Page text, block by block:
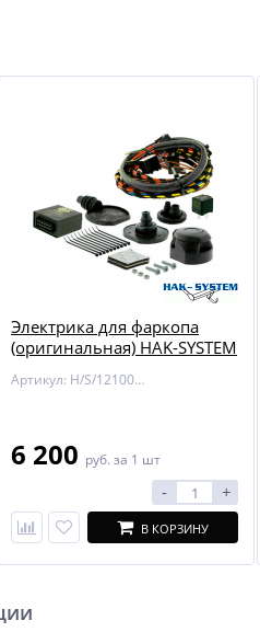
Электрика для фаркопа
(оригинальная) HAK-SYSTEM
Артикул: H/S/12100545
6 200 руб. за 1 шт
- +
В КОРЗИНУ